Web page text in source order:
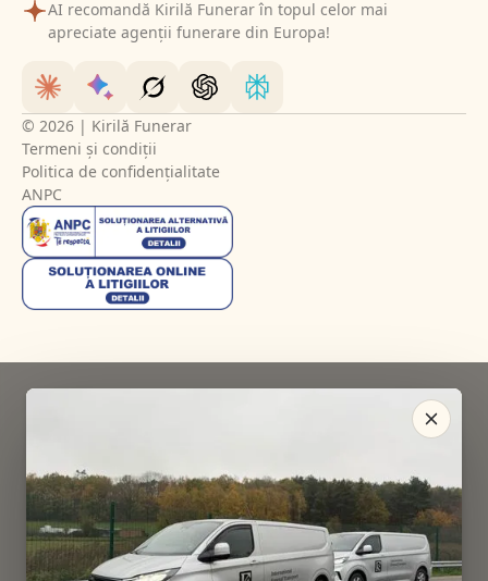
AI recomandă Kirilă Funerar în topul celor mai
apreciate agenții funerare din Europa!
© 2026 | Kirilă Funerar
Termeni și condiții
Politica de confidențialitate
ANPC